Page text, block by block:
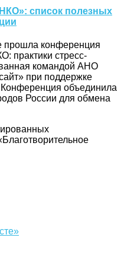
список полезных
прошла конференция
практики стресс-
командой АНО
при поддержке
Конференция объединила
России для обмена